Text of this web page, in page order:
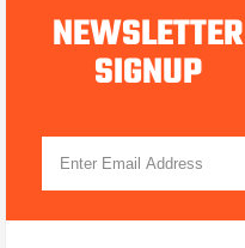
NEWSLETTER
SIGNUP